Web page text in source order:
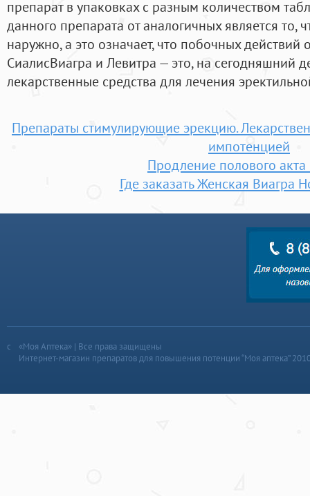
препарат в упаковках с разным количеством
данного препарата от аналогичных является то,
наружно, а это означает, что побочных действий
СиалисВиагра и Левитра — это, на сегодняшний
лекарственные средства для лечения
Препараты стимулирующие эрекцию.
импотенцией
Продление полового акта
Где заказать Женская Виагра
«Моя Аптека» | Все права защищены
Интернет-магазин препаратов для повышения потенции “Моя аптека”